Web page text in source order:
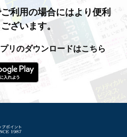
利用の場合にはより便利
ざいます。
リのダウンロードはこちら